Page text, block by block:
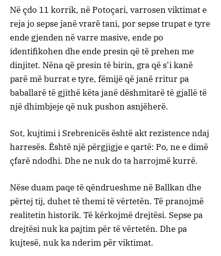
Në çdo 11 korrik, në Potoçari, varrosen viktimat e
reja jo sepse janë vrarë tani, por sepse trupat e tyre
ende gjenden në varre masive, ende po
identifikohen dhe ende presin që të prehen me
dinjitet. Nëna që presin të birin, gra që s’i kanë
parë më burrat e tyre, fëmijë që janë rritur pa
baballarë të gjithë këta janë dëshmitarë të gjallë të
një dhimbjeje që nuk pushon asnjëherë.
Sot, kujtimi i Srebrenicës është akt rezistence ndaj
harresës. Është një përgjigje e qartë: Po, ne e dimë
çfarë ndodhi. Dhe ne nuk do ta harrojmë kurrë.
Nëse duam paqe të qëndrueshme në Ballkan dhe
përtej tij, duhet të themi të vërtetën. Të pranojmë
realitetin historik. Të kërkojmë drejtësi. Sepse pa
drejtësi nuk ka pajtim për të vërtetën. Dhe pa
kujtesë, nuk ka nderim për viktimat.